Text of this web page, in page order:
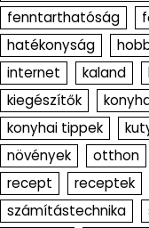
fenntarthatóság
hatékonyság
internet
kaland
kiegészítők
konyhai tippek
növények
otthon
recept
receptek
számítástechnika